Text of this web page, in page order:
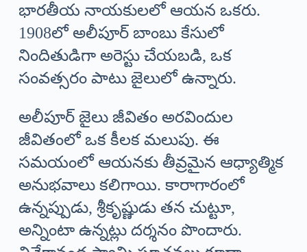
భారతీయ నాయకులలో ఆయన ఒకరు.
1908లో అలీపూర్ బాంబు కేసులో
నిందితుడిగా అరెస్టు చేయబడి, ఒక
సంవత్సరం పాటు జైలులో ఉన్నారు.
అలీపూర్ జైలు జీవితం అరవిందుల
జీవితంలో ఒక కీలక మలుపు. ఈ
సమయంలో ఆయనకు తీవ్రమైన ఆధ్యాత్మిక
అనుభవాలు కలిగాయి. కారాగారంలో
ఉన్నప్పుడు, శ్రీకృష్ణుడు తన చుట్టూ,
అన్నింటా ఉన్నట్లు దర్శనం పొందారు.